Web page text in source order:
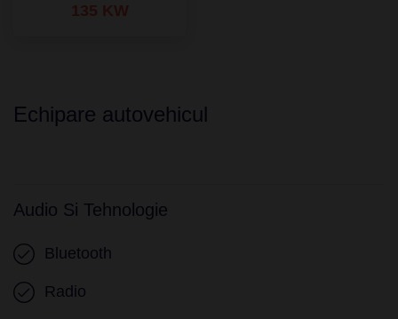
135 KW
Echipare autovehicul
Audio Si Tehnologie
Bluetooth
Radio